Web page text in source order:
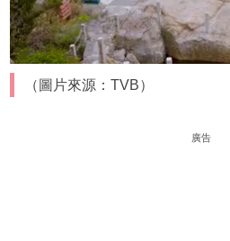
（圖片來源：TVB）
廣告